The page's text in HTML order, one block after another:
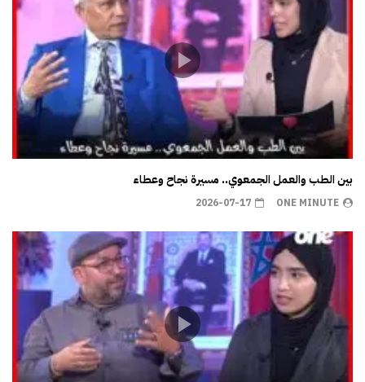
بين الطب والعمل الجمعوي.. مسيرة نجاح وعطاء
ONE MINUTE
2026-07-17